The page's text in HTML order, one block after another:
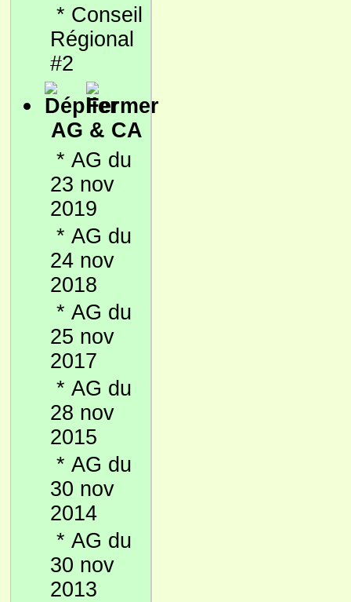
* Conseil
Régional
#2
AG & CA
* AG du
23 nov
2019
* AG du
24 nov
2018
* AG du
25 nov
2017
* AG du
28 nov
2015
* AG du
30 nov
2014
* AG du
30 nov
2013